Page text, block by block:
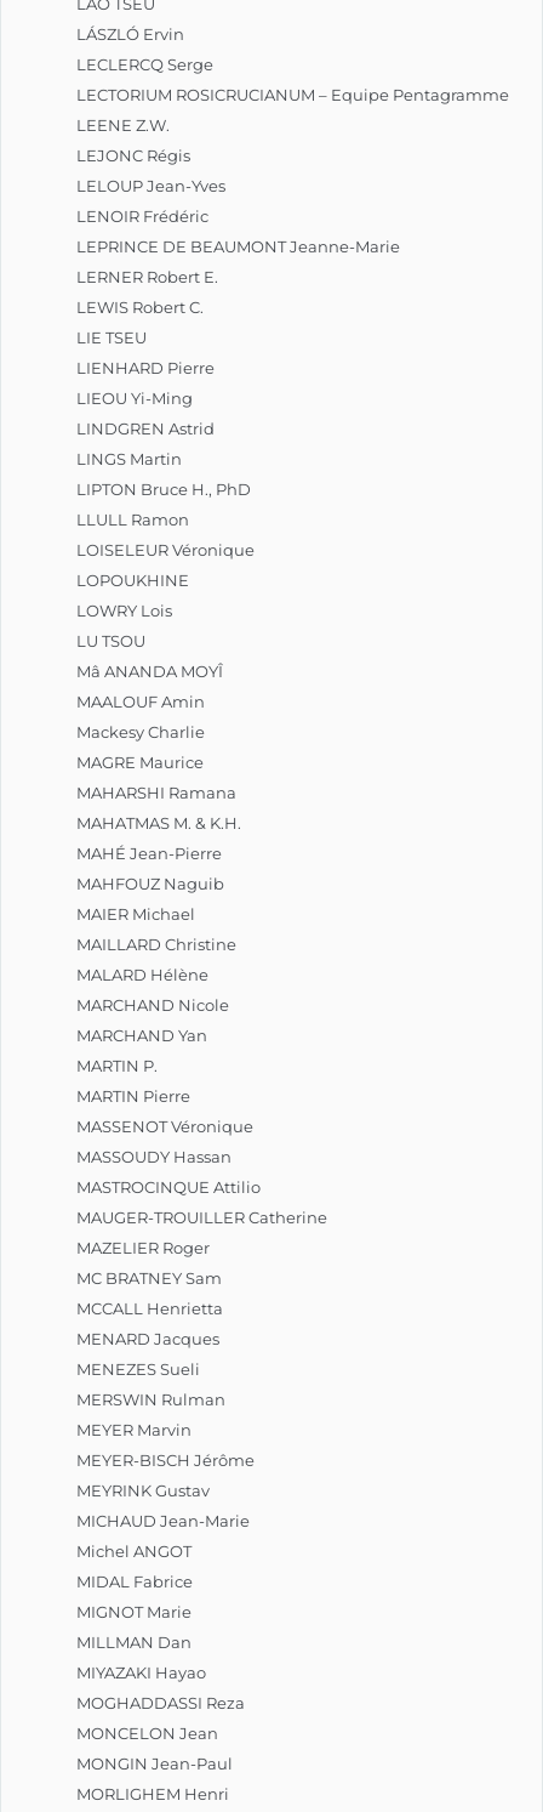
LÁSZLÓ Ervin
LECLERCQ Serge
LECTORIUM ROSICRUCIANUM – Equipe Pentagramme
LEENE Z.W.
LEJONC Régis
LELOUP Jean-Yves
LENOIR Frédéric
LEPRINCE DE BEAUMONT Jeanne-Marie
LERNER Robert E.
LEWIS Robert C.
LIE TSEU
LIENHARD Pierre
LIEOU Yi-Ming
LINDGREN Astrid
LINGS Martin
LIPTON Bruce H., PhD
LLULL Ramon
LOISELEUR Véronique
LOPOUKHINE
LOWRY Lois
LU TSOU
Mâ ANANDA MOYÎ
MAALOUF Amin
Mackesy Charlie
MAGRE Maurice
MAHARSHI Ramana
MAHATMAS M. & K.H.
MAHÉ Jean-Pierre
MAHFOUZ Naguib
MAIER Michael
MAILLARD Christine
MALARD Hélène
MARCHAND Nicole
MARCHAND Yan
MARTIN P.
MARTIN Pierre
MASSENOT Véronique
MASSOUDY Hassan
MASTROCINQUE Attilio
MAUGER-TROUILLER Catherine
MAZELIER Roger
MC BRATNEY Sam
MCCALL Henrietta
MENARD Jacques
MENEZES Sueli
MERSWIN Rulman
MEYER Marvin
MEYER-BISCH Jérôme
MEYRINK Gustav
MICHAUD Jean-Marie
Michel ANGOT
MIDAL Fabrice
MIGNOT Marie
MILLMAN Dan
MIYAZAKI Hayao
MOGHADDASSI Reza
MONCELON Jean
MONGIN Jean-Paul
MORLIGHEM Henri